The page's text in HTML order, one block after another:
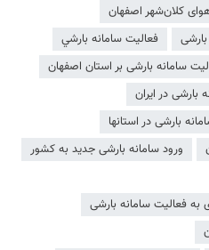
کلان‌شهر اصفهان
فعاليت سامانه بارشي
سامانه بارشی بر استان اصفهان
بارشی در ایران
بارشی در استانها
ورود سامانه بارشی جدید به کشور
فعالیت سامانه بارشی